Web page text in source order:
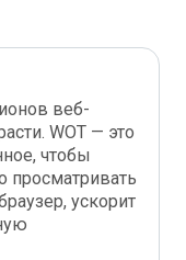
веб-
WOT — это
чтобы
просматривать
ускорит